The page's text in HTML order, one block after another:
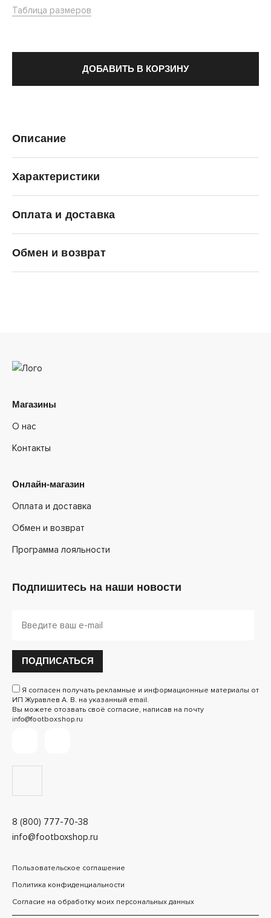
Таблица размеров
ДОБАВИТЬ В КОРЗИНУ
Описание
Характеристики
Оплата и доставка
Обмен и возврат
8 (800) 777-70-38
info@footboxshop.ru
Магазины
О нас
Контакты
Онлайн-магазин
Оплата и доставка
Обмен и возврат
Программа лояльности
Подпишитесь на наши новости
ПОДПИСАТЬСЯ
Я согласен получать рекламные и информационные материалы от
ИП Журавлев А. В. на указанный email.
Вы можете отозвать своё согласие, написав на почту
info@footboxshop.ru
Пользовательское соглашение
Политика конфиденциальности
Согласие на обработку моих персональных данных